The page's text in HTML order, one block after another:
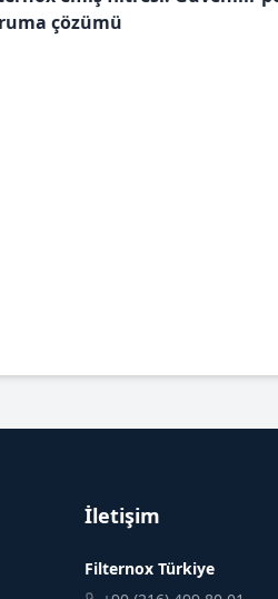
çözümü
İletişim
Filternox Türkiye